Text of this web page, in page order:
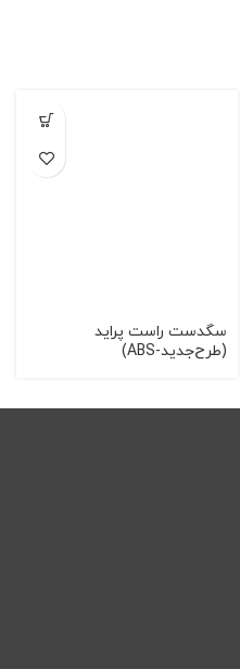
سگدست راست پرايد
(طرح‌جديد-ABS)